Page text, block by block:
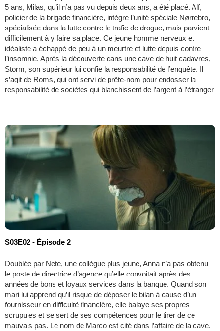
5 ans, Milas, qu’il n’a pas vu depuis deux ans, a été placé. Alf,
policier de la brigade financière, intègre l’unité spéciale Nørrebro,
spécialisée dans la lutte contre le trafic de drogue, mais parvient
difficilement à y faire sa place. Ce jeune homme nerveux et
idéaliste a échappé de peu à un meurtre et lutte depuis contre
l’insomnie. Après la découverte dans une cave de huit cadavres,
Storm, son supérieur lui confie la responsabilité de l’enquête. Il
s’agit de Roms, qui ont servi de prête-nom pour endosser la
responsabilité de sociétés qui blanchissent de l’argent à l’étranger
S03E02 - Épisode 2
Doublée par Nete, une collègue plus jeune, Anna n’a pas obtenu
le poste de directrice d’agence qu’elle convoitait après des
années de bons et loyaux services dans la banque. Quand son
mari lui apprend qu’il risque de déposer le bilan à cause d’un
fournisseur en difficulté financière, elle balaye ses propres
scrupules et se sert de ses compétences pour le tirer de ce
mauvais pas. Le nom de Marco est cité dans l’affaire de la cave.